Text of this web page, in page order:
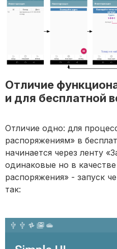
Отличие
и для бесплатной
Отличие одно: для
распоряжениям» в
начинается через ленту
одинаковые но в
распоряжения» - запуск
так: